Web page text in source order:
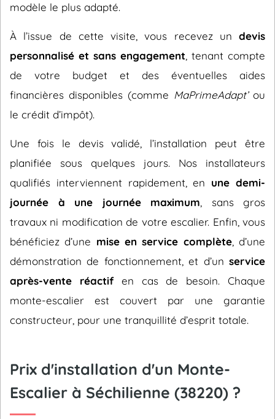
modèle le plus adapté.
À l’issue de cette visite, vous recevez un devis
personnalisé et sans engagement , tenant compte
de votre budget et des éventuelles aides
financières disponibles (comme MaPrimeAdapt’ou
le crédit d’impôt).
Une fois le devis validé, l’installation peut être
planifiée sous quelques jours. Nos installateurs
qualifiés interviennent rapidement, en une demi-
journée à une journée maximum , sans gros
travaux ni modification de votre escalier. Enfin, vous
bénéficiez d’une mise en service complète, d’une
démonstration de fonctionnement, et d’un service
après-vente réactifen cas de besoin. Chaque
monte-escalier est couvert par une garantie
constructeur, pour une tranquillité d’esprit totale.
Prix d'installation d'un Monte-
Escalier à Séchilienne (38220) ?